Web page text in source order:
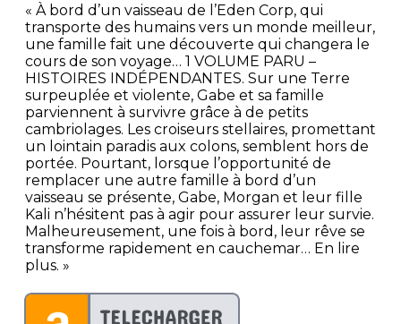
« À bord d’un vaisseau de l’Eden Corp, qui
transporte des humains vers un monde meilleur,
une famille fait une découverte qui changera le
cours de son voyage… 1 VOLUME PARU –
HISTOIRES INDÉPENDANTES. Sur une Terre
surpeuplée et violente, Gabe et sa famille
parviennent à survivre grâce à de petits
cambriolages. Les croiseurs stellaires, promettant
un lointain paradis aux colons, semblent hors de
portée. Pourtant, lorsque l’opportunité de
remplacer une autre famille à bord d’un
vaisseau se présente, Gabe, Morgan et leur fille
Kali n’hésitent pas à agir pour assurer leur survie.
Malheureusement, une fois à bord, leur rêve se
transforme rapidement en cauchemar… En lire
plus. »